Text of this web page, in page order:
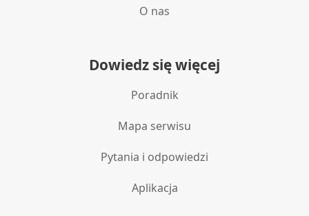
O nas
Dowiedz się więcej
Poradnik
Mapa serwisu
Pytania i odpowiedzi
Aplikacja